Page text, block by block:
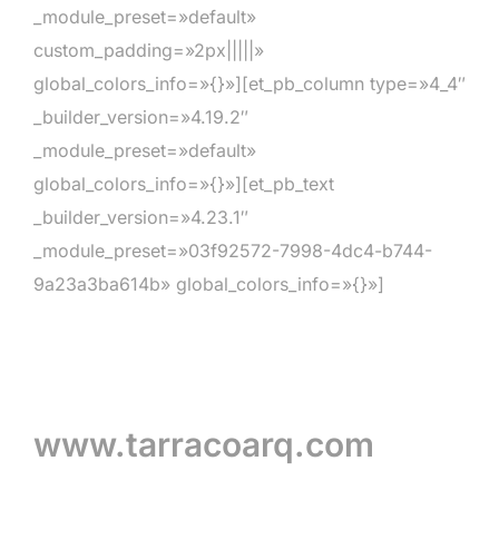
_module_preset=»default»
custom_padding=»2px|||||»
global_colors_info=»{}»][et_pb_column type=»4_4″
_builder_version=»4.19.2″
_module_preset=»default»
global_colors_info=»{}»][et_pb_text
_builder_version=»4.23.1″
_module_preset=»03f92572-7998-4dc4-b744-
9a23a3ba614b» global_colors_info=»{}»]
www.tarracoarq.com